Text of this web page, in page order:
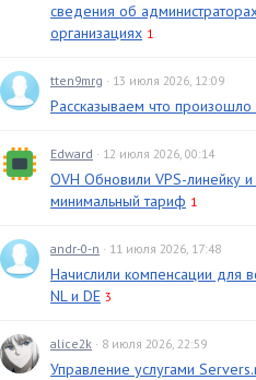
сведения об
организациях 1
tten9mrg · 13 июля 2026, 12:09
Рассказываем что произошло
Edward · 12 июля 2026, 00:14
OVH Обновили VPS-линейку
минимальный тариф 1
andr-0-n · 11 июля 2026, 17:48
Начислили компенсации для
NL и DE 3
alice2k · 8 июля 2026, 22:59
Управление услугами